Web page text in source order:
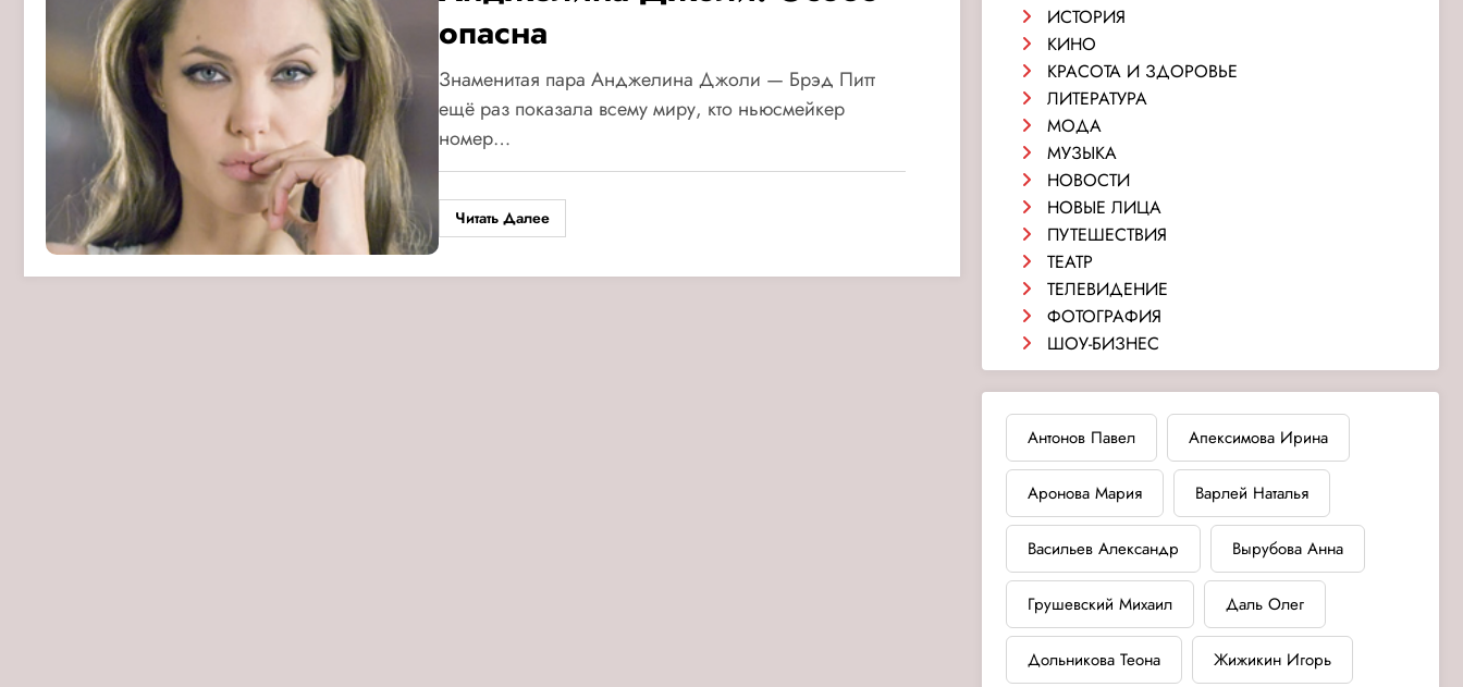
опасна
Знаменитая пара Анджелина Джоли — Брэд Питт
ещё раз показала всему миру, кто ньюсмейкер
номер…
Читать Далее
ИСТОРИЯ
КИНО
КРАСОТА И ЗДОРОВЬЕ
ЛИТЕРАТУРА
МОДА
МУЗЫКА
НОВОСТИ
НОВЫЕ ЛИЦА
ПУТЕШЕСТВИЯ
ТЕАТР
ТЕЛЕВИДЕНИЕ
ФОТОГРАФИЯ
ШОУ-БИЗНЕС
Антонов Павел Апексимова Ирина
Аронова Мария Варлей Наталья
Васильев Александр Вырубова Анна
Грушевский Михаил Даль Олег
Дольникова Теона Жижикин Игорь